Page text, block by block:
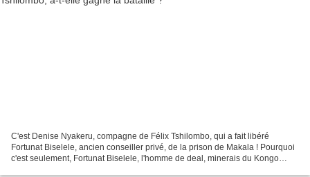
C'est Denise Nyakeru, compagne de Félix Tshilombo, qui a fait libéré
Fortunat Biselele, ancien conseiller privé, de la prison de Makala ! Pourquoi
c'est seulement, Fortunat Biselele, l'homme de deal, minerais du Kongo